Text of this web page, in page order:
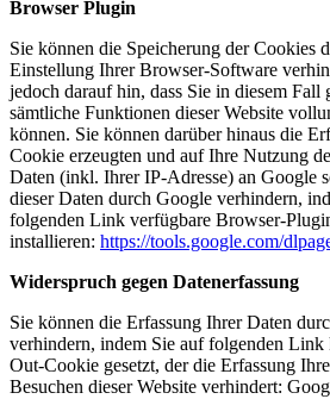
Browser Plugin
Sie können die Speicherung der Cookies
Einstellung Ihrer Browser-Software
jedoch darauf hin, dass Sie in diesem Fall
sämtliche Funktionen dieser Website
können. Sie können darüber hinaus die
Cookie erzeugten und auf Ihre Nutzung
Daten (inkl. Ihrer IP-Adresse) an Google
dieser Daten durch Google verhindern,
folgenden Link verfügbare Browser-
installieren: https://tools.google.com/
Widerspruch gegen Datenerfassung
Sie können die Erfassung Ihrer Daten
verhindern, indem Sie auf folgenden
Out-Cookie gesetzt, der die Erfassung
Besuchen dieser Website verhindert: